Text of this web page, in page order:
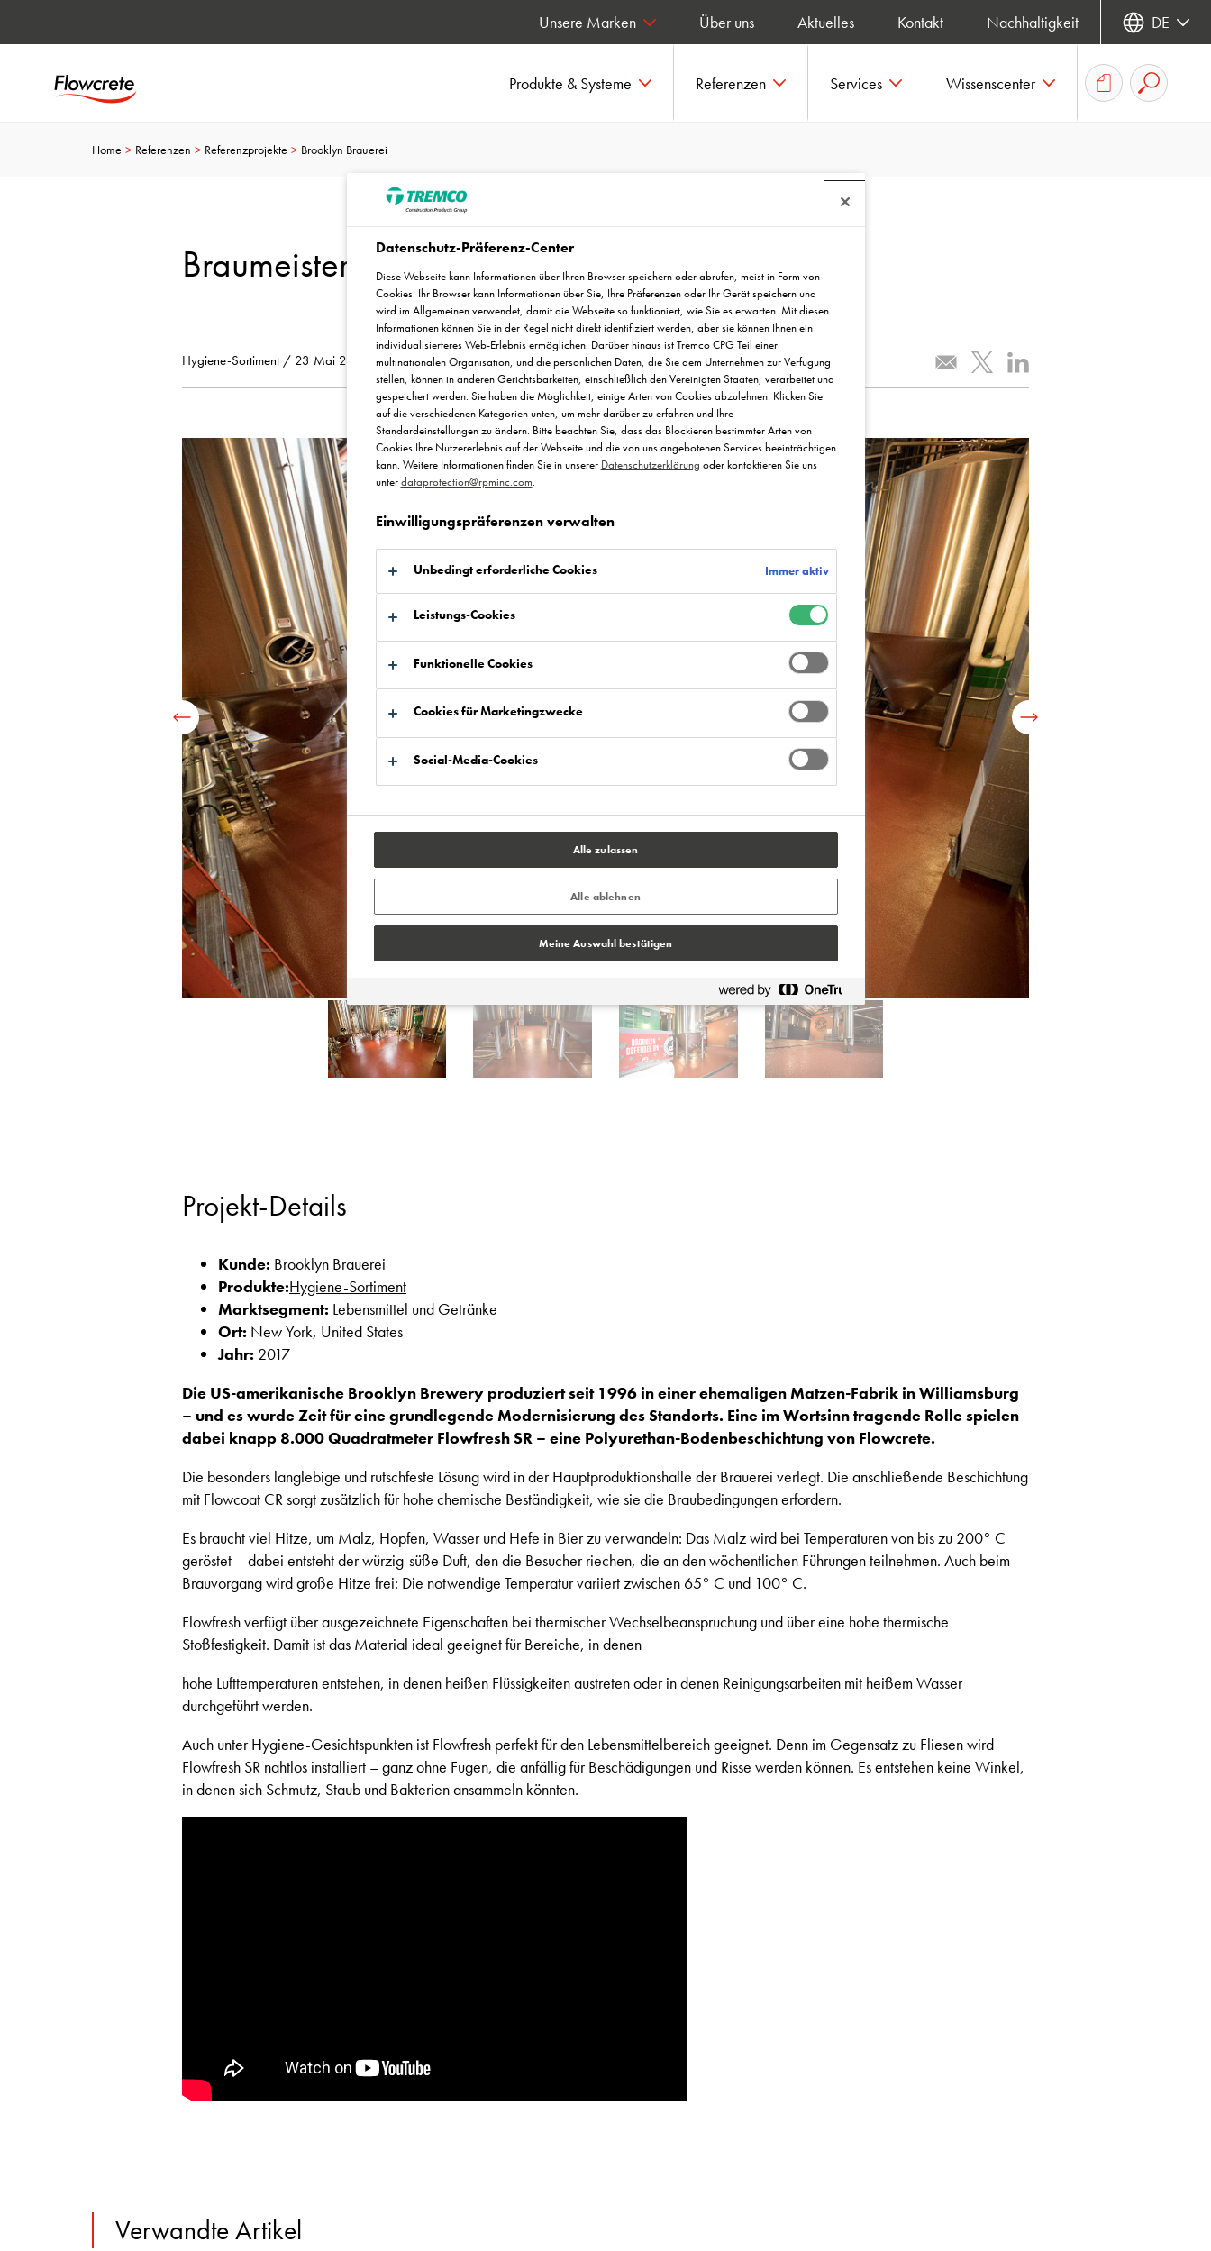
Produkte & Systeme Referenzen Services Wissenscenter
Über uns Aktuelles Kontakt Nachhaltigkeit
Unsere Marken DE
Braumeister stehen auf Flowfresh SR
Hygiene-Sortiment / 23 Mai 2023
Home Referenzen Referenzprojekte Brooklyn Brauerei
Projekt-Details
Kunde: Brooklyn Brauerei
Produkte:Hygiene-Sortiment
Marktsegment: Lebensmittel und Getränke
Ort: New York, United States
Jahr: 2017
Die US-amerikanische Brooklyn Brewery produziert seit 1996 in einer ehemaligen Matzen-Fabrik in Williamsburg
– und es wurde Zeit für eine grundlegende Modernisierung des Standorts. Eine im Wortsinn tragende Rolle spielen
dabei knapp 8.000 Quadratmeter Flowfresh SR – eine Polyurethan-Bodenbeschichtung von Flowcrete.
Die besonders langlebige und rutschfeste Lösung wird in der Hauptproduktionshalle der Brauerei verlegt. Die anschließende Beschichtung
mit Flowcoat CR sorgt zusätzlich für hohe chemische Beständigkeit, wie sie die Braubedingungen erfordern.
Es braucht viel Hitze, um Malz, Hopfen, Wasser und Hefe in Bier zu verwandeln: Das Malz wird bei Temperaturen von bis zu 200° C
geröstet – dabei entsteht der würzig-süße Duft, den die Besucher riechen, die an den wöchentlichen Führungen teilnehmen. Auch beim
Brauvorgang wird große Hitze frei: Die notwendige Temperatur variiert zwischen 65° C und 100° C.
Flowfresh verfügt über ausgezeichnete Eigenschaften bei thermischer Wechselbeanspruchung und über eine hohe thermische
Stoßfestigkeit. Damit ist das Material ideal geeignet für Bereiche, in denen
hohe Lufttemperaturen entstehen, in denen heißen Flüssigkeiten austreten oder in denen Reinigungsarbeiten mit heißem Wasser
durchgeführt werden.
Auch unter Hygiene-Gesichtspunkten ist Flowfresh perfekt für den Lebensmittelbereich geeignet. Denn im Gegensatz zu Fliesen wird
Flowfresh SR nahtlos installiert – ganz ohne Fugen, die anfällig für Beschädigungen und Risse werden können. Es entstehen keine Winkel,
in denen sich Schmutz, Staub und Bakterien ansammeln könnten.
Verwandte Artikel
Datenschutz-Präferenz-Center
Diese Webseite kann Informationen über Ihren Browser speichern oder abrufen, meist in Form von
Cookies. Ihr Browser kann Informationen über Sie, Ihre Präferenzen oder Ihr Gerät speichern und
wird im Allgemeinen verwendet, damit die Webseite so funktioniert, wie Sie es erwarten. Mit diesen
Informationen können Sie in der Regel nicht direkt identifiziert werden, aber sie können Ihnen ein
individualisierteres Web-Erlebnis ermöglichen. Darüber hinaus ist Tremco CPG Teil einer
multinationalen Organisation, und die persönlichen Daten, die Sie dem Unternehmen zur Verfügung
stellen, können in anderen Gerichtsbarkeiten, einschließlich den Vereinigten Staaten, verarbeitet und
gespeichert werden. Sie haben die Möglichkeit, einige Arten von Cookies abzulehnen. Klicken Sie
auf die verschiedenen Kategorien unten, um mehr darüber zu erfahren und Ihre
Standardeinstellungen zu ändern. Bitte beachten Sie, dass das Blockieren bestimmter Arten von
Cookies Ihre Nutzererlebnis auf der Webseite und die von uns angebotenen Services beeinträchtigen
kann. Weitere Informationen finden Sie in unserer Datenschutzerklärung oder kontaktieren Sie uns
unterdataprotection@rpminc.com.
Einwilligungspräferenzen verwalten
Unbedingt erforderliche Cookies Immer aktiv
Leistungs-Cookies
Funktionelle Cookies
Cookies für Marketingzwecke
Social-Media-Cookies
Alle zulassen
Alle ablehnen
Meine Auswahl bestätigen